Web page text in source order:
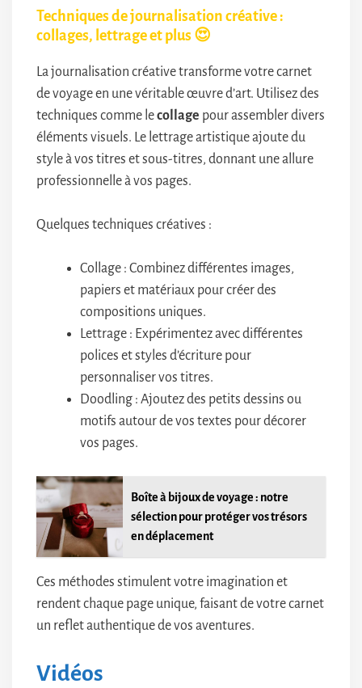
Techniques de journalisation créative :
collages, lettrage et plus 😍
La journalisation créative transforme votre carnet
de voyage en une véritable œuvre d’art. Utilisez des
techniques comme lecollage pour assembler divers
éléments visuels. Le lettrage artistique ajoute du
style à vos titres et sous-titres, donnant une allure
professionnelle à vos pages.
Quelques techniques créatives :
Collage : Combinez différentes images,
papiers et matériaux pour créer des
compositions uniques.
Lettrage : Expérimentez avec différentes
polices et styles d’écriture pour
personnaliser vos titres.
Doodling : Ajoutez des petits dessins ou
motifs autour de vos textes pour décorer
vos pages.
Boîte à bijoux de voyage : notre
sélection pour protéger vos trésors
en déplacement
Ces méthodes stimulent votre imagination et
rendent chaque page unique, faisant de votre carnet
un reflet authentique de vos aventures.
Vidéos